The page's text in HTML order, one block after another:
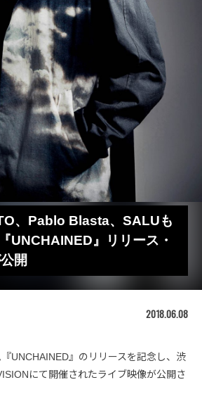
、Pablo Blasta、SALUも
』リリース・
開
2018.06.08
UNCHAINED』のリリースを記念し、渋
にて開催されたライブ映像が公開さ